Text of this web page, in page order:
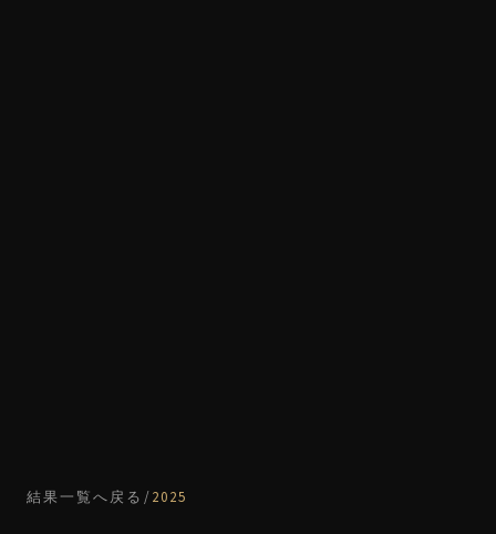
結果一覧へ戻る /2025